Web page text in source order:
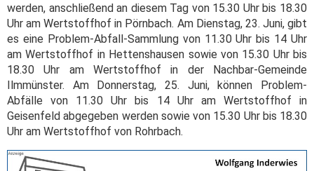
werden, anschließend an diesem Tag von 15.30 Uhr bis 18.30
Uhr am Wertstoffhof in Pörnbach. Am Dienstag, 23. Juni, gibt
es eine Problem-Abfall-Sammlung von 11.30 Uhr bis 14 Uhr
am Wertstoffhof in Hettenshausen sowie von 15.30 Uhr bis
18.30 Uhr am Wertstoffhof in der Nachbar-Gemeinde
Ilmmünster. Am Donnerstag, 25. Juni, können Problem-
Abfälle von 11.30 Uhr bis 14 Uhr am Wertstoffhof in
Geisenfeld abgegeben werden sowie von 15.30 Uhr bis 18.30
Uhr am Wertstoffhof von Rohrbach.